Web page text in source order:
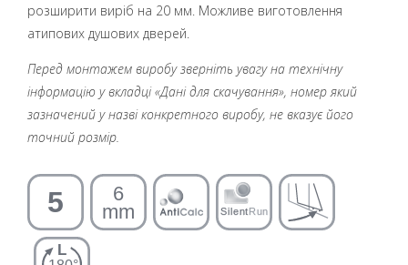
розширити виріб на 20 мм. Можливе виготовлення
атипових душових дверей.
Перед монтажем виробу зверніть увагу на технічну
інформацію у вкладці «Дані для скачування», номер який
зазначений у назві конкретного виробу, не вказує його
точний розмір.